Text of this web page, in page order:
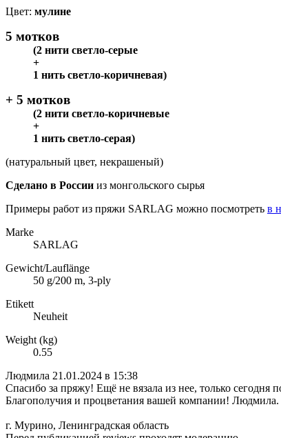
Цвет: мулине
5 мотков
(2 нити светло-серые
+
1 нить светло-коричневая)
+ 5 мотков
(2 нити светло-коричневые
+
1 нить светло-серая)
(натуральный цвет, некрашеный)
Сделано в России из монгольского сырья
Примеры работ из пряжи SARLAG можно посмотреть в
Marke
SARLAG
Gewicht/Lauflänge
50 g/200 m, 3-ply
Etikett
Neuheit
Weight (kg)
0.55
Людмила 21.01.2024 в 15:38
Спасибо за пряжу! Ещё не вязала из нее, только
Благополучия и процветания вашей компании! Людмила.
г. Мурино, Ленинградская область